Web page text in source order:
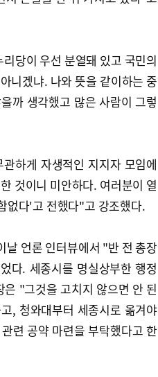
당이 우선 분열돼 있고 국민의
니겠냐. 나와 뜻을 같이하는 중
까 생각했고 많은 사람이 그렇
하게 자생적인 지지자 모임에
것이니 미안하다. 여러분이 열
없다'고 전했다"고 강조했다.
날 언론 인터뷰에서 "반 전 총장
다. 세종시를 명실상부한 행정
"그것을 고치지 않으면 안 된
, 청와대부터 세종시로 옮겨야
련 공약 마련을 부탁했다고 한